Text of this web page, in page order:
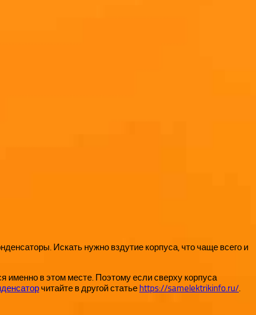
Искать нужно вздутие корпуса, что чаще всего и
именно в этом месте. Поэтому если сверху корпуса
читайте в другой статье https://samelektrikinfo.ru/.